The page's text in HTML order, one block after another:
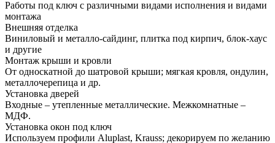
Работы под ключ с различными видами исполнения и видами
монтажа
Внешняя отделка
Виниловый и металло-сайдинг, плитка под кирпич, блок-хаус
и другие
Монтаж крыши и кровли
От односкатной до шатровой крыши; мягкая кровля, ондулин,
металлочерепица и др.
Установка дверей
Входные – утепленные металлические. Межкомнатные –
МДФ.
Установка окон под ключ
Используем профили Aluplast, Krauss; декорируем по желанию